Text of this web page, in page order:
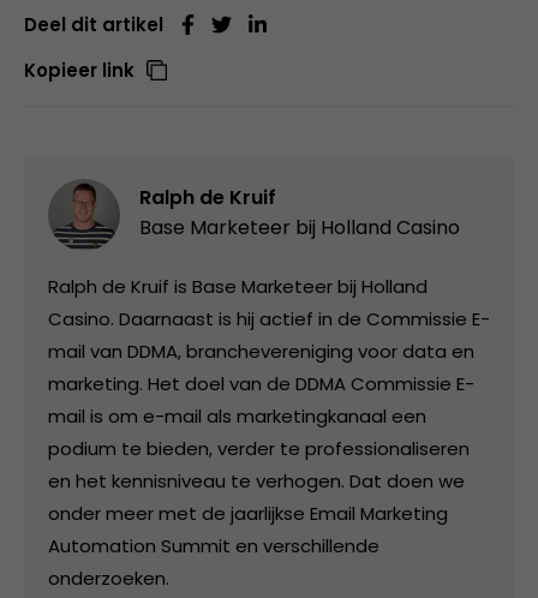
Deel dit artikel
Kopieer link
Ralph de Kruif
Base Marketeer bij Holland Casino
Ralph de Kruif is Base Marketeer bij Holland
Casino. Daarnaast is hij actief in de Commissie E-
mail van DDMA, branchevereniging voor data en
marketing. Het doel van de DDMA Commissie E-
mail is om e-mail als marketingkanaal een
podium te bieden, verder te professionaliseren
en het kennisniveau te verhogen. Dat doen we
onder meer met de jaarlijkse Email Marketing
Automation Summit en verschillende
onderzoeken.